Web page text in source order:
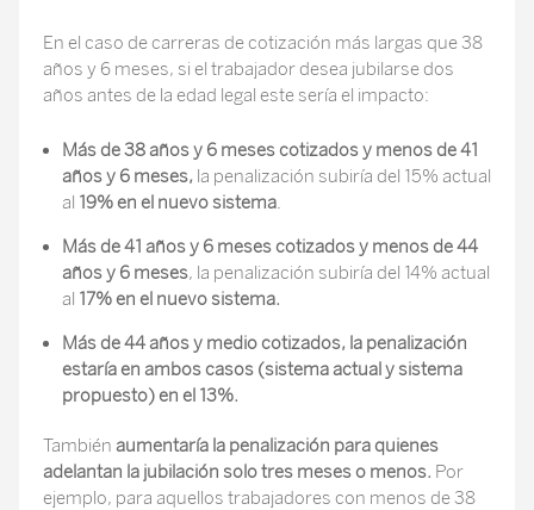
En el caso de carreras de cotización más largas que 38
años y 6 meses, si el trabajador desea jubilarse dos
años antes de la edad legal este sería el impacto:
Más de 38 años y 6 meses cotizados y menos de 41
años y 6 meses, la penalización subiría del 15% actual
al 19% en el nuevo sistema.
Más de 41 años y 6 meses cotizados y menos de 44
años y 6 meses, la penalización subiría del 14% actual
al 17% en el nuevo sistema.
Más de 44 años y medio cotizados, la penalización
estaría en ambos casos (sistema actual y sistema
propuesto) en el 13%.
También aumentaría la penalización para quienes
adelantan la jubilación solo tres meses o menos. Por
ejemplo, para aquellos trabajadores con menos de 38